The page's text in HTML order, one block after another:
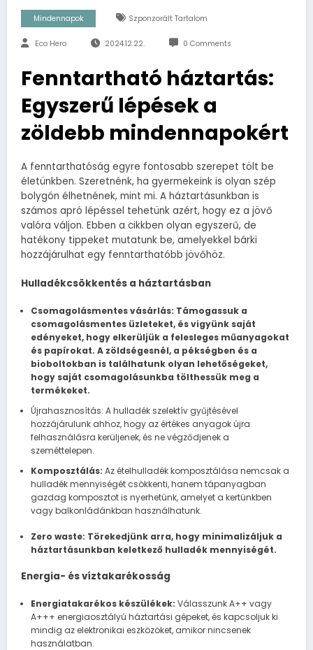
Mindennapok Szponzorált Tartalom
Eco Hero 2024.12.22. 0 Comments
Fenntartható háztartás:
Egyszerű lépések a
zöldebb mindennapokért
A fenntarthatóság egyre fontosabb szerepet tölt be
életünkben. Szeretnénk, ha gyermekeink is olyan szép
bolygón élhetnének, mint mi. A háztartásunkban is
számos apró lépéssel tehetünk azért, hogy ez a jövő
valóra váljon. Ebben a cikkben olyan egyszerű, de
hatékony tippeket mutatunk be, amelyekkel bárki
hozzájárulhat egy fenntarthatóbb jövőhöz.
Hulladékcsökkentés a háztartásban
Csomagolásmentes vásárlás: Támogassuk a
csomagolásmentes üzleteket, és vigyünk saját
edényeket, hogy elkerüljük a felesleges műanyagokat
és papírokat. A zöldségesnél, a pékségben és a
bioboltokban is találhatunk olyan lehetőségeket,
hogy saját csomagolásunkba tölthessük meg a
termékeket.
Újrahasznosítás: A hulladék szelektív gyűjtésével
hozzájárulunk ahhoz, hogy az értékes anyagok újra
felhasználásra kerüljenek, és ne végződjenek a
szeméttelepen.
Komposztálás: Az ételhulladék komposztálása nemcsak a
hulladék mennyiségét csökkenti, hanem tápanyagban
gazdag komposztot is nyerhetünk, amelyet a kertünkben
vagy balkonládánkban használhatunk.
Zero waste: Törekedjünk arra, hogy minimalizáljuk a
háztartásunkban keletkező hulladék mennyiségét.
Energia- és víztakarékosság
Energiatakarékos készülékek: Válasszunk A++ vagy
A+++ energiaosztályú háztartási gépeket, és kapcsoljuk ki
mindig az elektronikai eszközöket, amikor nincsenek
használatban.